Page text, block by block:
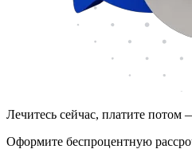
Лечитесь сейчас, платите потом
Оформите беспроцентную